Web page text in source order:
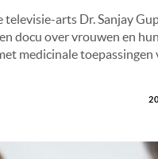
televisie-arts Dr. Sanjay
docu over vrouwen en
medicinale toepassingen